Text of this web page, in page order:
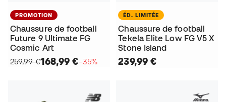
PROMOTION
Chaussure de football
Future 9 Ultimate FG
Cosmic Art
259,99 €168,99 €−35%
ÉD. LIMITÉE
Chaussure de football
Tekela Elite Low FG V5 X
Stone Island
239,99 €